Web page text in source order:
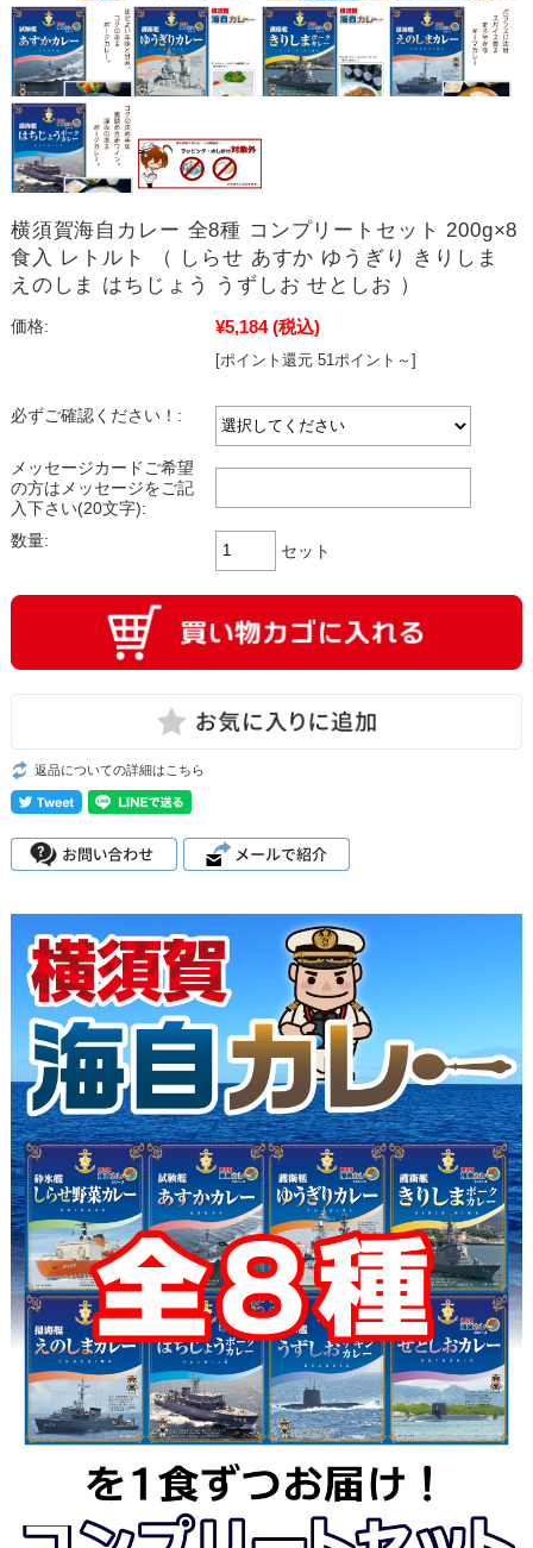
横須賀海自カレー 全8種 コンプリートセット 200g×8
食入 レトルト （ しらせ あすか ゆうぎり きりしま
えのしま はちじょう うずしお せとしお ）
価格: ¥5,184 (税込)
[ポイント還元 51ポイント～]
必ずご確認ください！:
メッセージカードご希望
の方はメッセージをご記
入下さい(20文字):
数量:
セット
返品についての詳細はこちら